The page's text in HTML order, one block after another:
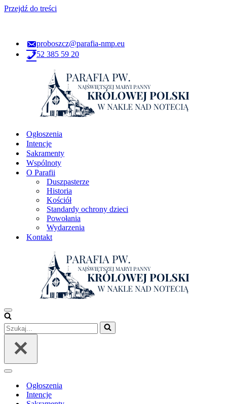
Przejdź do treści
proboszcz@parafia-nmp.eu
52 385 59 20
Ogłoszenia
Intencje
Sakramenty
Wspólnoty
O Parafii
Duszpasterze
Historia
Kościół
Standardy ochrony dzieci
Powołania
Wydarzenia
Kontakt
Menu
nawigacji
Szukaj...
Menu
nawigacjiOgłoszenia
Intencje